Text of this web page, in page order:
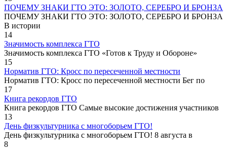
ПОЧЕМУ ЗНАКИ ГТО ЭТО: ЗОЛОТО, СЕРЕБРО И БРОНЗА
ПОЧЕМУ ЗНАКИ ГТО ЭТО: ЗОЛОТО, СЕРЕБРО И БРОНЗА
В истории
14
Значимость комплекса ГТО
Значимость комплекса ГТО «Готов к Труду и Обороне»
15
Норматив ГТО: Кросс по пересеченной местности
Норматив ГТО: Кросс по пересеченной местности Бег по
17
Книга рекордов ГТО
Книга рекордов ГТО Самые высокие достижения участников
13
День физкультурника с многоборьем ГТО!
День физкультурника с многоборьем ГТО! 8 августа в
8